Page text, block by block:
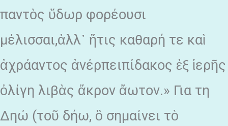
παντὸς ὕδωρ φορέουσι
μέλισσαι,ἀλλ᾽ ἥτις καθαρή τε καὶ
ἀχράαντος ἀνέρπειπίδακος ἐξ ἱερῆς
ὀλίγη λιβὰς ἄκρον ἄωτον.» Για τη
Δηώ (τοῦ δήω, ὃ σημαίνει τὸ